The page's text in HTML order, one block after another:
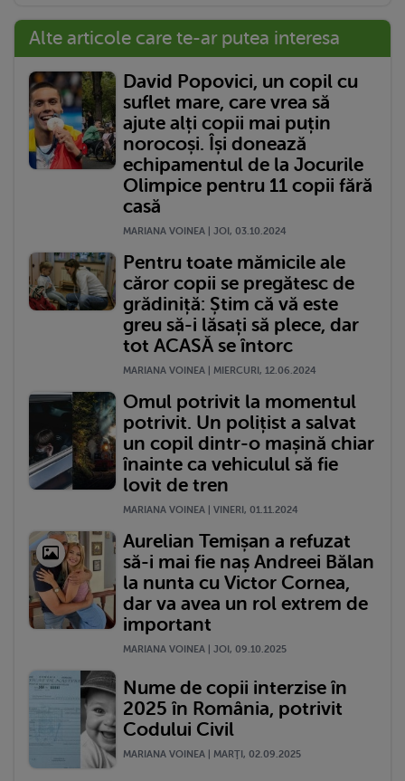
Alte articole care te-ar putea interesa
David Popovici, un copil cu
suflet mare, care vrea să
ajute alți copii mai puțin
norocoși. Își donează
echipamentul de la Jocurile
Olimpice pentru 11 copii fără
casă
MARIANA VOINEA | JOI, 03.10.2024
Pentru toate mămicile ale
căror copii se pregătesc de
grădiniță: Știm că vă este
greu să-i lăsați să plece, dar
tot ACASĂ se întorc
MARIANA VOINEA | MIERCURI, 12.06.2024
Omul potrivit la momentul
potrivit. Un polițist a salvat
un copil dintr-o mașină chiar
înainte ca vehiculul să fie
lovit de tren
MARIANA VOINEA | VINERI, 01.11.2024
Aurelian Temișan a refuzat
să-i mai fie naș Andreei Bălan
la nunta cu Victor Cornea,
dar va avea un rol extrem de
important
MARIANA VOINEA | JOI, 09.10.2025
Nume de copii interzise în
2025 în România, potrivit
Codului Civil
MARIANA VOINEA | MARŢI, 02.09.2025